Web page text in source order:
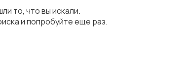
то, что вы искали.
и попробуйте еще раз.